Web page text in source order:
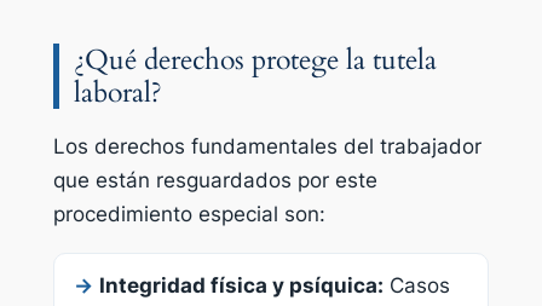
¿Qué derechos protege la tutela
laboral?
Los derechos fundamentales del trabajador
que están resguardados por este
procedimiento especial son:
→ Integridad física y psíquica: Casos